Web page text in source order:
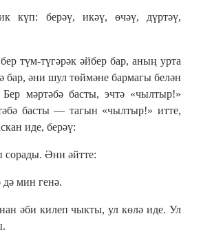
күп: берәү, икәү, өчәү, дүртәү,
түм-түгәрәк әйбер бар, аның урта
бар, әни шул төймәне бармагы белән
мәртәбә басты, эчтә «чылтыр!»
басты — тагын «чылтыр!» итте,
иде, берәү:
Әни әйтте:
мин генә.
әби килеп чыкты, ул көлә иде. Ул